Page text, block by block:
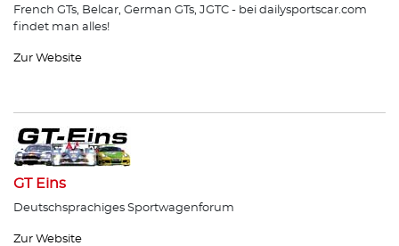
French GTs, Belcar, German GTs, JGTC - bei dailysportscar.com
findet man alles!
Zur Website
GT Eins
Deutschsprachiges Sportwagenforum
Zur Website